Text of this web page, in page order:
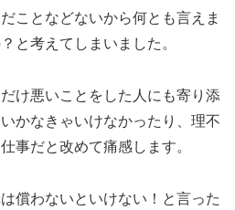
ことなどないから何とも言えま
と考えてしまいました。
け悪いことをした人にも寄り添
かなきゃいけなかったり、理不
事だと改めて痛感します。
償わないといけない！と言った